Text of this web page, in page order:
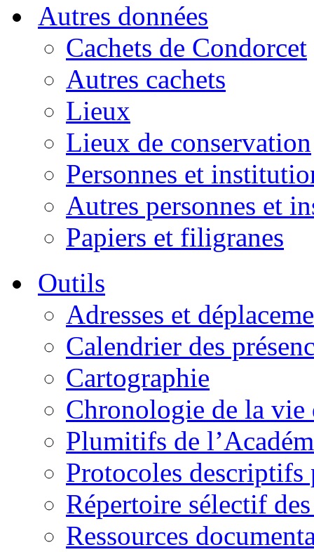
Autres données
Cachets de Condorcet
Autres cachets
Lieux
Lieux de conservation
Personnes et
Autres personnes et
Papiers et filigranes
Outils
Adresses et
Calendrier des
Cartographie
Chronologie de la vie
Plumitifs de
Protocoles descriptifs
Répertoire sélectif
Ressources